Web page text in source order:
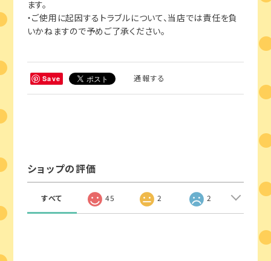
ます。
・ご使用に起因するトラブルについて、当店では責任を負
いかねますので予めご了承ください。
Save 通報する
ショップの評価
すべて 45 2 2